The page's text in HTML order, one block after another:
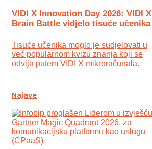
VIDI X Innovation Day 2026: VIDI X
Brain Battle vidjelo tisuće učenika
Tisuće učenika moglo je sudjelovati u
već popularnom kvizu znanja koji se
odvija putem VIDI X mikroračunala.
Najave